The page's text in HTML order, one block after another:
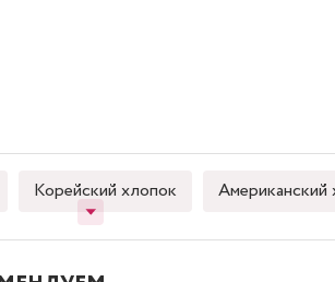
Корейский хлопок Американский